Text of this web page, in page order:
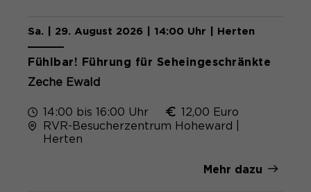
Sa. | 29. August 2026 | 14:00 Uhr | Herten
Fühlbar! Führung für Seheingeschränkte
Zeche Ewald
14:00 bis 16:00 Uhr
12,00 Euro
RVR-Besucherzentrum Hoheward |
Herten
Mehr dazu